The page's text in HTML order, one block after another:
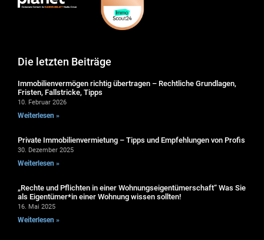
Die letzten Beiträge
Immobilienvermögen richtig übertragen – Rechtliche Grundlagen,
Fristen, Fallstricke, Tipps
10. Februar 2026
Weiterlesen »
Private Immobilienvermietung – Tipps und Empfehlungen von Profis
30. Dezember 2025
Weiterlesen »
„Rechte und Pflichten in einer Wohnungseigentümerschaft“ Was Sie
als Eigentümer*in einer Wohnung wissen sollten!
16. Mai 2025
Weiterlesen »